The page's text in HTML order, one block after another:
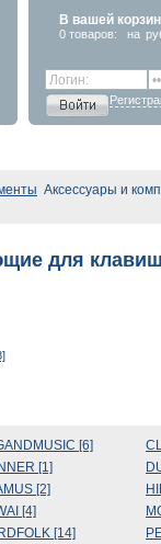
В вашей
0 товаров: на
Аксессуары и
для
[6]
[1]
[2]
[4]
[14]